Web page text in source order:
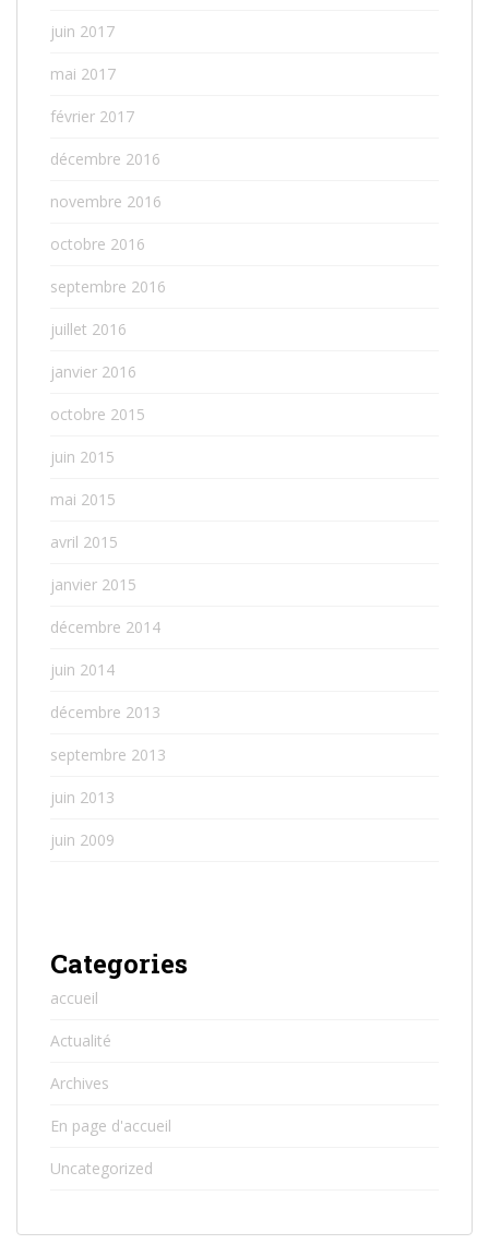
juin 2017
mai 2017
février 2017
décembre 2016
novembre 2016
octobre 2016
septembre 2016
juillet 2016
janvier 2016
octobre 2015
juin 2015
mai 2015
avril 2015
janvier 2015
décembre 2014
juin 2014
décembre 2013
septembre 2013
juin 2013
juin 2009
Categories
accueil
Actualité
Archives
En page d'accueil
Uncategorized